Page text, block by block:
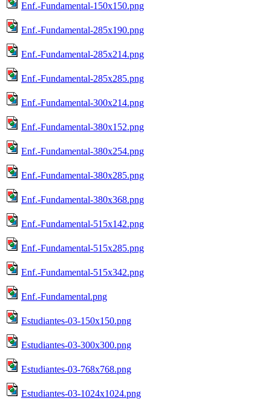
Enf.-Fundamental-150x150.png
Enf.-Fundamental-285x190.png
Enf.-Fundamental-285x214.png
Enf.-Fundamental-285x285.png
Enf.-Fundamental-300x214.png
Enf.-Fundamental-380x152.png
Enf.-Fundamental-380x254.png
Enf.-Fundamental-380x285.png
Enf.-Fundamental-380x368.png
Enf.-Fundamental-515x142.png
Enf.-Fundamental-515x285.png
Enf.-Fundamental-515x342.png
Enf.-Fundamental.png
Estudiantes-03-150x150.png
Estudiantes-03-300x300.png
Estudiantes-03-768x768.png
Estudiantes-03-1024x1024.png